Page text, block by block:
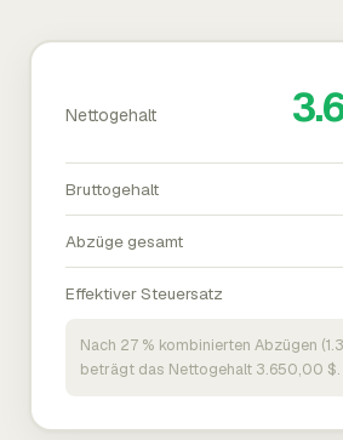
Nettogehalt
Bruttogehalt
Abzüge gesamt
Effektiver Steuersatz
Nach 27 % kombinierten Abzügen
beträgt das Nettogehalt 3.650,00 $.